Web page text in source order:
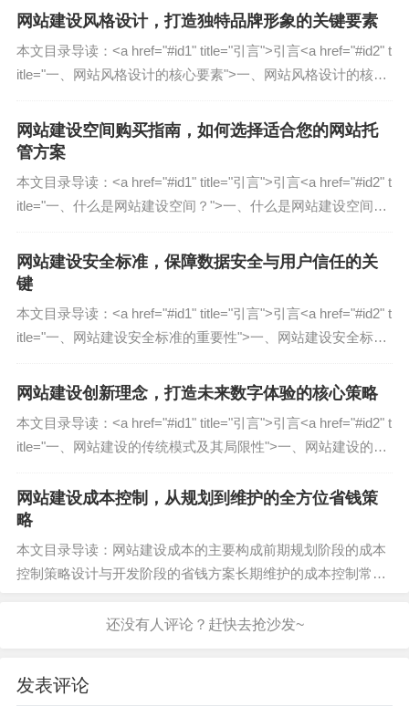
(1) 色彩搭配
色彩是视觉设计中最直观的元素之一,直接影响用户
品牌一致性
（视觉识别系统）一致。
对比度 ：确保文字与背景的对比度足够高，提高可
情感传达：不同色彩能传递不同情感，例如蓝色代
表专业、绿色代表环保、红色代表热情。
(2) 排版与字体选择
字体选择
：通常使用2-3种字体，标题使用无衬线字
体（如Roboto、Arial），正文使用易读的衬线字体
行距与字距：适当的行距（1.5倍左右）和字距能提
升阅读体验。
对齐方式：左对齐或两端对齐更符合阅读习惯，避
免居中对齐影响长文本阅读。
高清图片：避免模糊或拉伸的图片，使用专业摄影
网站建设风格设计，打造独特品牌形象的关键要素
本文目录导读：˂a href="#id1" title="引言"˃引言˂a href="#id2" t
itle="一、网站风格设计的核心要素"˃一、网站风格设计的核心
网站建设空间购买指南，如何选择适合您的网站托
管方案
本文目录导读：˂a href="#id1" title="引言"˃引言˂a href="#id2" t
itle="一、什么是网站建设空间？"˃一、什么是网站建设空间？
网站建设安全标准，保障数据安全与用户信任的关
键
本文目录导读：˂a href="#id1" title="引言"˃引言˂a href="#id2" t
itle="一、网站建设安全标准的重要性"˃一、网站建设安全标准
网站建设创新理念，打造未来数字体验的核心策略
本文目录导读：˂a href="#id1" title="引言"˃引言˂a href="#id2" t
itle="一、网站建设的传统模式及其局限性"˃一、网站建设的传
网站建设成本控制，从规划到维护的全方位省钱策
略
本文目录导读：网站建设成本的主要构成前期规划阶段的成本
控制策略设计与开发阶段的省钱方案长期维护的成本控制常见
键策略,从前期规划到后期维护的各个环节...
发表评论